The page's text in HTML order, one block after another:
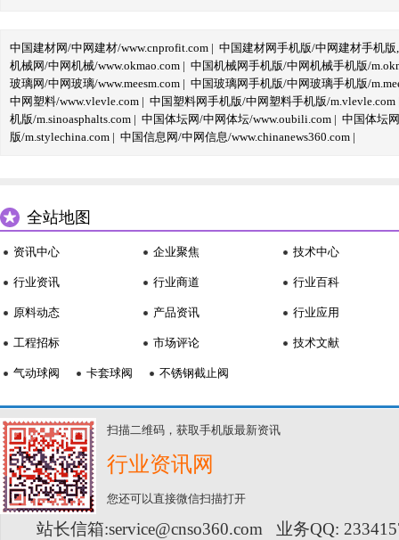
中国建材网/中网建材/www.cnprofit.com | 中国建材网手机版/中网建材手机版
机械网/中网机械/www.okmao.com | 中国机械网手机版/中网机械手机版/
玻璃网/中网玻璃/www.meesm.com | 中国玻璃网手机版/中网玻璃手机版/
中网塑料/www.vlevle.com | 中国塑料网手机版/中网塑料手机版/m.vlevle.com
机版/m.sinoasphalts.com | 中国体坛网/中网体坛/www.oubili.com | 中国体坛
版/m.stylechina.com | 中国信息网/中网信息/www.chinanews360.com |
全站地图
资讯中心
行业资讯
原料动态
工程招标
企业聚焦
行业商道
产品资讯
市场评论
技术中心
行业百科
行业应用
技术文献
气动球阀 卡套球阀 不锈钢截止阀
扫描二维码，获取手机版最新资讯
行业资讯网
您还可以直接微信扫描打开
站长信箱:service@cnso360.com 业务QQ: